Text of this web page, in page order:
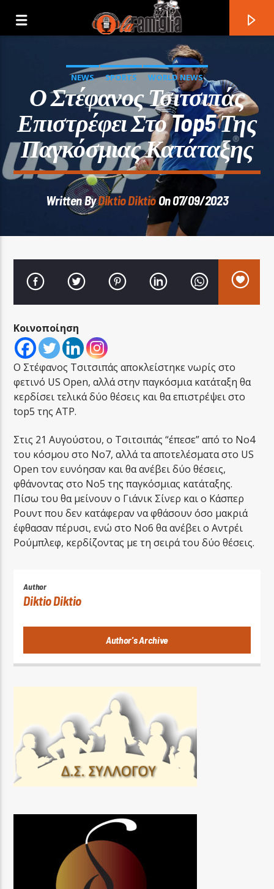
LA FAMIGLIA RADIO
LA FAMIGLIA ΝΗΣΙΩΤΙΚΑ
NEWS SPORTS WORLD NEWS
Ο Στέφανος Τσιτσιπάς
Επιστρέφει Στο Top5 Της
Παγκόσμιας Κατάταξης
Written ByDiktio DiktioOn 07/09/2023
Κοινοποίηση
Ο Στέφανος Τσιτσιπάς αποκλείστηκε νωρίς στο
φετινό US Open, αλλά στην παγκόσμια κατάταξη θα
κερδίσει τελικά δύο θέσεις και θα επιστρέψει στο
top5 της ATP.
Στις 21 Αυγούστου, ο Τσιτσιπάς “έπεσε” από το Νο4
του κόσμου στο Νο7, αλλά τα αποτελέσματα στο US
Open τον ευνόησαν και θα ανέβει δύο θέσεις,
φθάνοντας στο Νο5 της παγκόσμιας κατάταξης.
Πίσω του θα μείνουν ο Γιάνικ Σίνερ και ο Κάσπερ
Ρουντ που δεν κατάφεραν να φθάσουν όσο μακριά
έφθασαν πέρυσι, ενώ στο Νο6 θα ανέβει ο Αντρέι
Ρούμπλεφ, κερδίζοντας με τη σειρά του δύο θέσεις.
Author
Diktio Diktio
Author's Archive